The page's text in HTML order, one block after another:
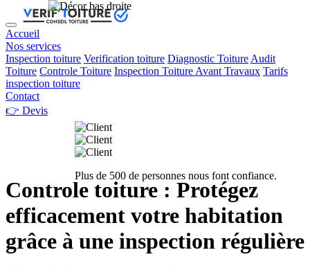
Accueil
Nos services
Inspection toiture Verification toiture Diagnostic Toiture Audit
Toiture Controle Toiture Inspection Toiture Avant Travaux Tarifs
inspection toiture
Contact
👉 Devis
Plus de 500 de personnes nous font confiance.
Controle toiture : Protégez
efficacement votre habitation
grâce à une inspection régulière